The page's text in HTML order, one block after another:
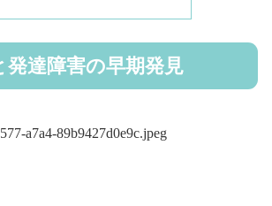
発達障害の早期発見